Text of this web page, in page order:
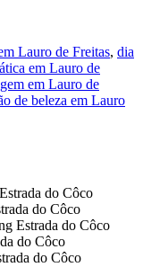
Lauro de Freitas, dia
em Lauro de
em Lauro de
de beleza em Lauro
do Côco
do Côco
Estrada do Côco
do Côco
do Côco